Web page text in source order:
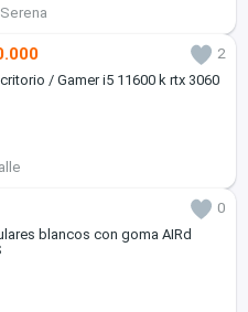
2
/ Gamer i5 11600 k rtx 3060
0
blancos con goma AIRd